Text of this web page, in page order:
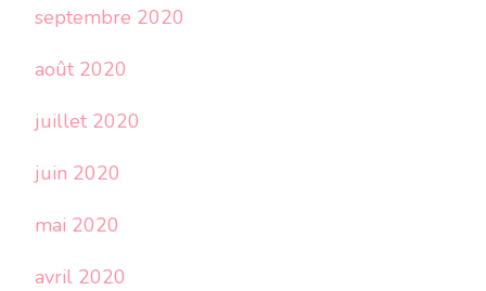
septembre 2020
août 2020
juillet 2020
juin 2020
mai 2020
avril 2020